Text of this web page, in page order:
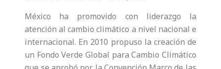
México ha promovido con liderazgo la
atención al cambio climático a nivel nacional e
internacional. En 2010 propuso la creación de
un Fondo Verde Global para Cambio Climático